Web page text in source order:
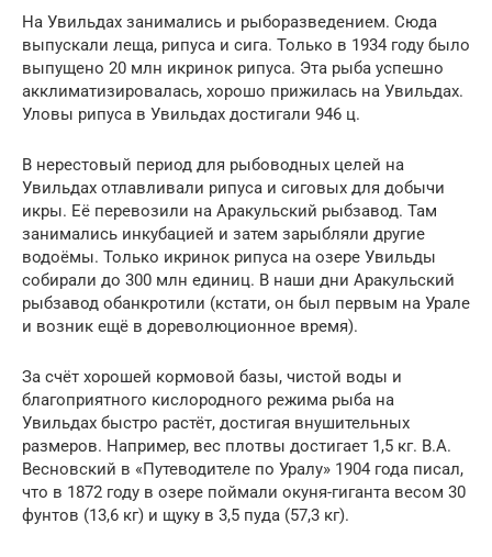
На Увильдах занимались и рыборазведением. Сюда
выпускали леща, рипуса и сига. Только в 1934 году было
выпущено 20 млн икринок рипуса. Эта рыба успешно
акклиматизировалась, хорошо прижилась на Увильдах.
Уловы рипуса в Увильдах достигали 946 ц.
В нерестовый период для рыбоводных целей на
Увильдах отлавливали рипуса и сиговых для добычи
икры. Её перевозили на Аракульский рыбзавод. Там
занимались инкубацией и затем зарыбляли другие
водоёмы. Только икринок рипуса на озере Увильды
собирали до 300 млн единиц. В наши дни Аракульский
рыбзавод обанкротили (кстати, он был первым на Урале
и возник ещё в дореволюционное время).
За счёт хорошей кормовой базы, чистой воды и
благоприятного кислородного режима рыба на
Увильдах быстро растёт, достигая внушительных
размеров. Например, вес плотвы достигает 1,5 кг. В.А.
Весновский в «Путеводителе по Уралу» 1904 года писал,
что в 1872 году в озере поймали окуня-гиганта весом 30
фунтов (13,6 кг) и щуку в 3,5 пуда (57,3 кг).